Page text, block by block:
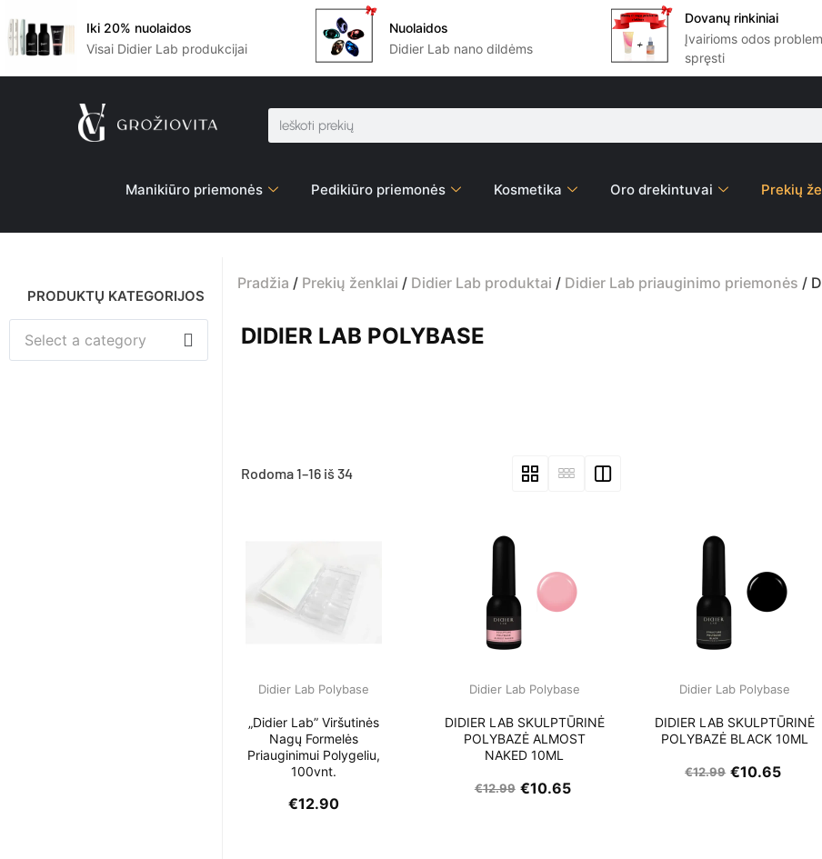
Iki 20% nuolaidos
Visai Didier Lab produkcijai
Nuolaidos
Didier Lab nano dildėms
Dovanų rinkiniai
Įvairioms odos
spręsti
Manikiūro priemonės Pedikiūro priemonės Kosmetika Oro drekintuvai Prekių
PRODUKTŲ KATEGORIJOS
Select a category
Pradžia / Prekių ženklai / Didier Lab produktai / Didier Lab priauginimo priemonės /
DIDIER LAB POLYBASE
Rodoma 1–16 iš 34
Didier Lab Polybase
„Didier Lab” Viršutinės
Nagų Formelės
Priauginimui Polygeliu,
100vnt.
€12.90
Didier Lab Polybase
DIDIER LAB SKULPTŪRINĖ
POLYBAZĖ ALMOST
NAKED 10ML
€12.99 €10.65
Didier Lab Polybase
DIDIER LAB SKULPTŪRINĖ
POLYBAZĖ BLACK 10ML
€12.99 €10.65